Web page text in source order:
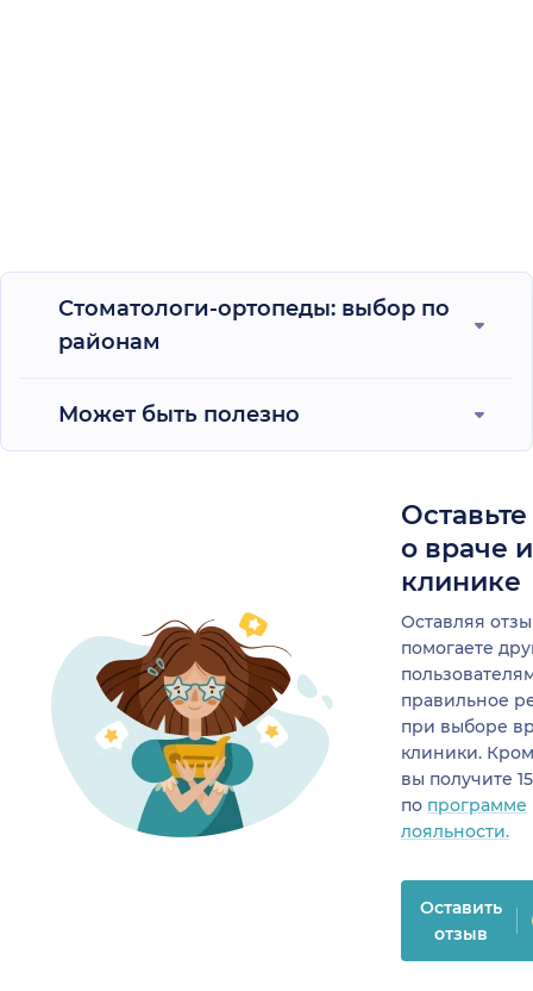
Стоматологи-ортопеды: выбор по
районам
Может быть полезно
о враче
клинике
Оставляя
помогаете
правильное
при выборе
клиники.
вы получите
по программе
лояльности.
Оставить
отзыв